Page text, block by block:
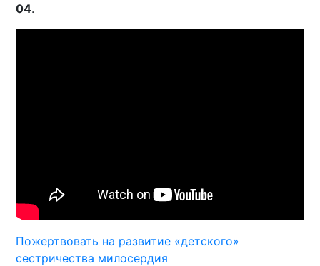
04.
Пожертвовать на развитие «детского»
сестричества милосердия